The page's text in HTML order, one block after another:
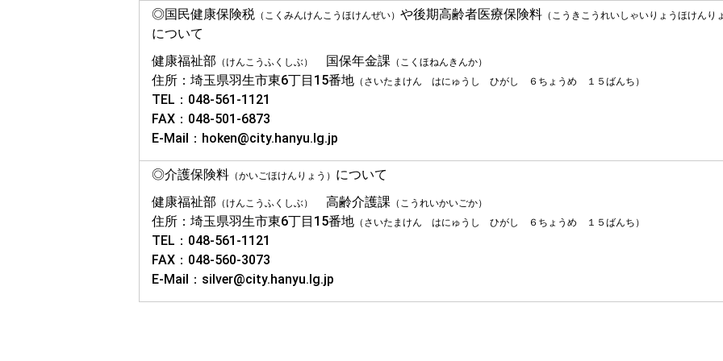
◎国民健康保険税 （こくみんけんこうほけんぜい） や後期高齢者医療保険料 （こうきこうれいしゃいりょうほけんり
について
健康福祉部 （けんこうふくしぶ） 国保年金課 （こくほねんきんか）
住所：埼玉県羽生市東6丁目15番地 （さいたまけん はにゅうし ひがし ６ちょうめ １５ばんち）
TEL：048-561-1121
FAX：048-501-6873
E-Mail：hoken@city.hanyu.lg.jp
◎介護保険料 （かいごほけんりょう） について
健康福祉部 （けんこうふくしぶ） 高齢介護課 （こうれいかいごか）
住所：埼玉県羽生市東6丁目15番地 （さいたまけん はにゅうし ひがし ６ちょうめ １５ばんち）
TEL：048-561-1121
FAX：048-560-3073
E-Mail：silver@city.hanyu.lg.jp